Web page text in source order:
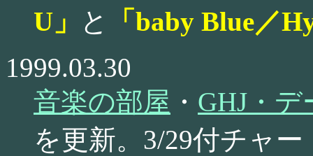
U」
と
「baby Blue／
1999.03.30
音楽の部屋 ・ GHJ・
を更新。3/29付チャ